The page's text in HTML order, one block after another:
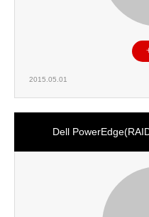
2015.05.01
Dell